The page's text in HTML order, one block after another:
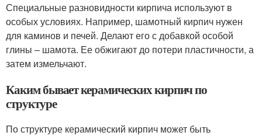
Специальные разновидности кирпича используют в
особых условиях. Например, шамотный кирпич нужен
для каминов и печей. Делают его с добавкой особой
глины – шамота. Ее обжигают до потери пластичности, а
затем измельчают.
Каким бывает керамических кирпич по
структуре
По структуре керамический кирпич может быть